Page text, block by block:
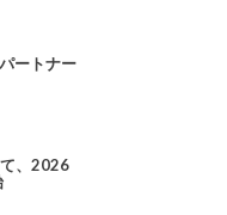
ートナー
、2026